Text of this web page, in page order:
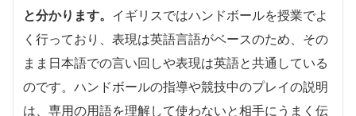
と分かります。 イギリスではハンドボールを授業でよ
く行っており、表現は英語言語がベースのため、その
まま日本語での言い回しや表現は英語と共通している
のです。ハンドボールの指導や競技中のプレイの説明
は、専用の用語を理解して使わないと相手にうまく伝